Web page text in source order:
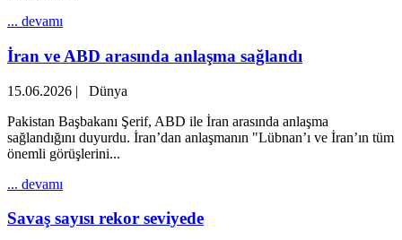
... devamı
İran ve ABD arasında anlaşma sağlandı
15.06.2026 |
Dünya
Pakistan Başbakanı Şerif, ABD ile İran arasında anlaşma
sağlandığını duyurdu. İran’dan anlaşmanın "Lübnan’ı ve İran’ın tüm
önemli görüşlerini...
... devamı
Savaş sayısı rekor seviyede